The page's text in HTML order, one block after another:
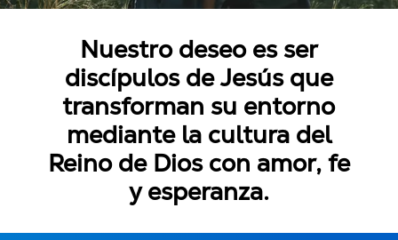
Nuestro deseo es ser
discípulos de Jesús que
transforman su entorno
mediante la cultura del
Reino de Dios con amor, fe
y esperanza.